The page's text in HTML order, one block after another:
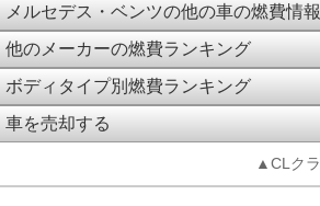
メルセデス・ベンツの他の車の燃費情報
他のメーカーの燃費ランキング
ボディタイプ別燃費ランキング
車を売却する
▲CLク